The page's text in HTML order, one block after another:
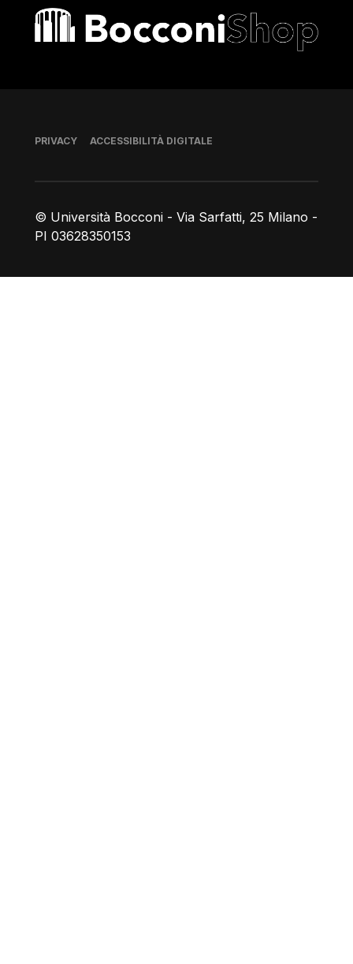
Bocconi shop
© Università Bocconi - Via Sarfatti, 25 Milano -
PI 03628350153
Piè di pagina
PRIVACY ACCESSIBILITÀ DIGITALE